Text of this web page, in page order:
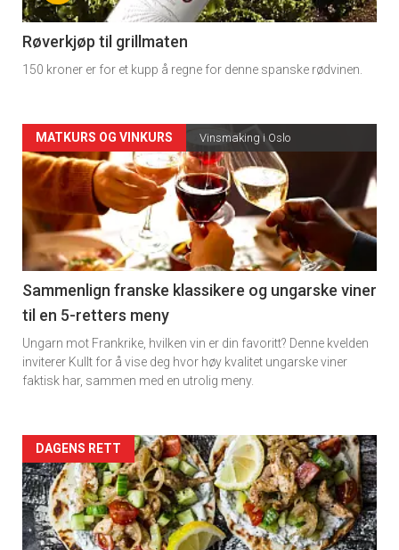
-
4
Røverkjøp til grillmaten
150 kroner er for et kupp å regne for denne spanske rødvinen.
Forsiden
akkurat
nå
-
5
MATKURS OG VINKURS Vinsmaking i Oslo
Sammenlign franske klassikere og ungarske viner
til en 5-retters meny
Ungarn mot Frankrike, hvilken vin er din favoritt? Denne kvelden
inviterer Kullt for å vise deg hvor høy kvalitet ungarske viner
faktisk har, sammen med en utrolig meny.
Forsiden
akkurat
nå
DAGENS RETT